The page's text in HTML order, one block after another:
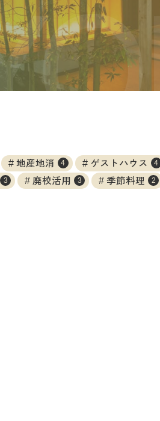
地産地消 4 ゲストハウス 4
3 廃校活用 3 季節料理 2